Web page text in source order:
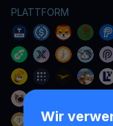
Wir
PLATTFORM